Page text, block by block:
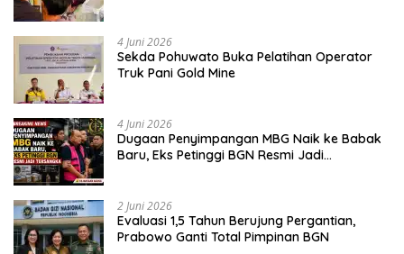
4 Juni 2026
Sekda Pohuwato Buka Pelatihan Operator
Truk Pani Gold Mine
4 Juni 2026
Dugaan Penyimpangan MBG Naik ke Babak
Baru, Eks Petinggi BGN Resmi Jadi
2 Juni 2026
Evaluasi 1,5 Tahun Berujung Pergantian,
Prabowo Ganti Total Pimpinan BGN